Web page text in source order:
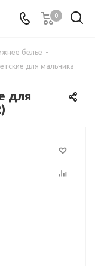
0
белье -
для мальчика
для